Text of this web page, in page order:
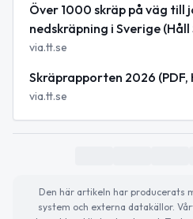
Över 1000 skräp på väg till
nedskräpning i Sverige
via.tt.se
Skräprapporten 2026 (PDF,
via.tt.se
Den här artikeln har producerats
system och externa datakällor.